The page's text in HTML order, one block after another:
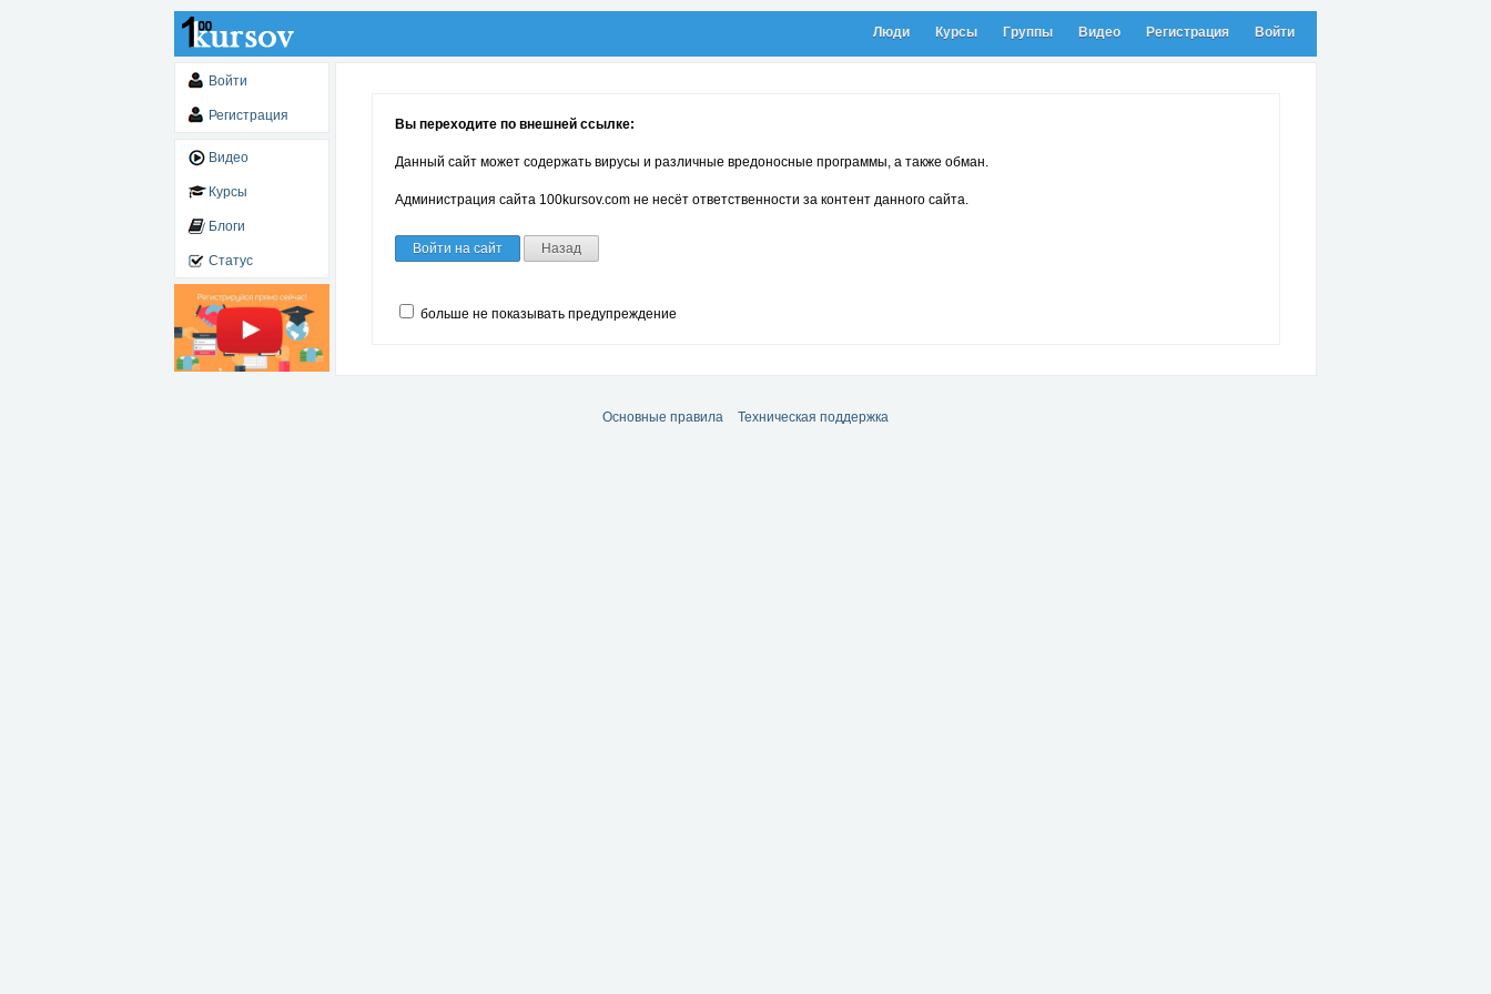
Люди Курсы Группы Видео Регистрация Войти
Войти
Регистрация
Видео
Курсы
Блоги
Статус
Вы переходите по внешней ссылке:
Данный сайт может содержать вирусы и различные вредоносные программы, а также обман.
Администрация сайта 100kursov.com не несёт ответственности за контент данного сайта.
Войти на сайт Назад
больше не показывать предупреждение
Основные правила Техническая поддержка